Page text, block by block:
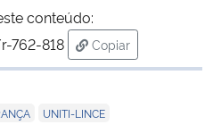
conteúdo:
762-818
Copiar
para área de
UNITI-LINCE